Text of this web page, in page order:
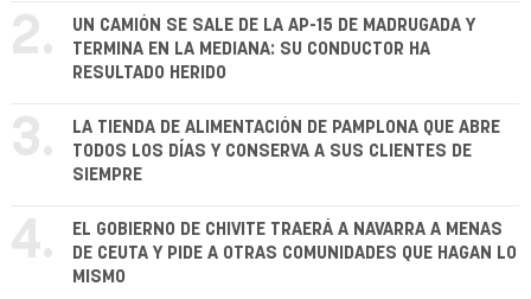
2.
UN CAMIÓN SE SALE DE LA AP-15 DE MADRUGADA Y
TERMINA EN LA MEDIANA: SU CONDUCTOR HA
RESULTADO HERIDO
3.
LA TIENDA DE ALIMENTACIÓN DE PAMPLONA QUE ABRE
TODOS LOS DÍAS Y CONSERVA A SUS CLIENTES DE
SIEMPRE
4.
EL GOBIERNO DE CHIVITE TRAERÁ A NAVARRA A MENAS
DE CEUTA Y PIDE A OTRAS COMUNIDADES QUE HAGAN LO
MISMO